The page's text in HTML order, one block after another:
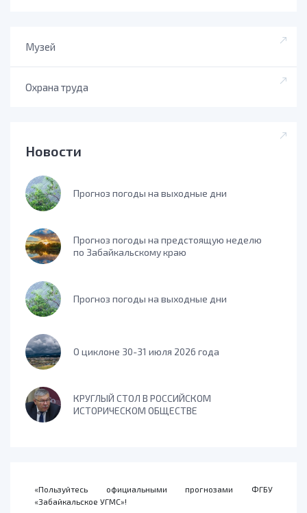
Музей
Охрана труда
Новости
Прогноз погоды на выходные дни
Прогноз погоды на предстоящую неделю
по Забайкальскому краю
Прогноз погоды на выходные дни
О циклоне 30-31 июля 2026 года
КРУГЛЫЙ СТОЛ В РОССИЙСКОМ
ИСТОРИЧЕСКОМ ОБЩЕСТВЕ
«Пользуйтесь официальными прогнозами ФГБУ
«Забайкальское УГМС»!